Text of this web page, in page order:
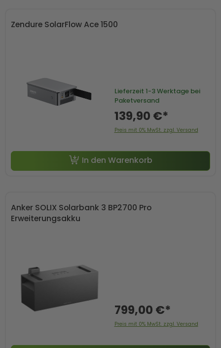
Zendure SolarFlow Ace 1500
Lieferzeit 1-3 Werktage bei
Paketversand
139,90 €*
Preis mit 0% MwSt. zzgl. Versand
In den Warenkorb
Anker SOLIX Solarbank 3 BP2700 Pro
Erweiterungsakku
799,00 €*
Preis mit 0% MwSt. zzgl. Versand